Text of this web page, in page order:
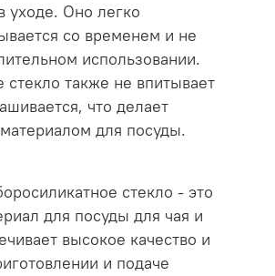
уходе. Оно легко
со временем и не
использовании.
стекло также не впитывает
что делает
для посуды.
стекло - это
для посуды для чая и
высокое качество и
и подаче